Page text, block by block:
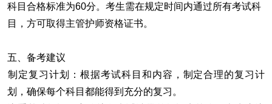
科目合格标准为60分。考生需在规定时间内通过所有考试科
目，方可取得主管护师资格证书。
五、‌ 备考建议
制定复习计划
‌：根据考试科目和内容，制定合理的复习计
划，确保每个科目都能得到充分的复习。